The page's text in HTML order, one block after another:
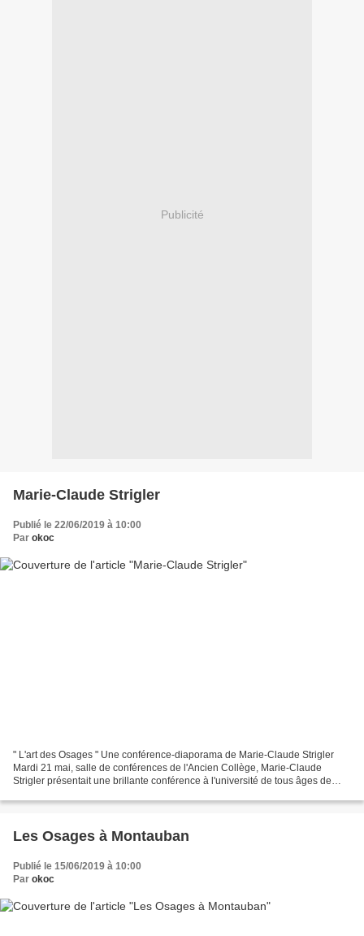
Publicité
Marie-Claude Strigler
Publié le 22/06/2019 à 10:00
Par okoc
" L'art des Osages " Une conférence-diaporama de Marie-Claude Strigler
Mardi 21 mai, salle de conférences de l'Ancien Collège, Marie-Claude
Strigler présentait une brillante conférence à l'université de tous âges de
Les Osages à Montauban
Publié le 15/06/2019 à 10:00
Par okoc